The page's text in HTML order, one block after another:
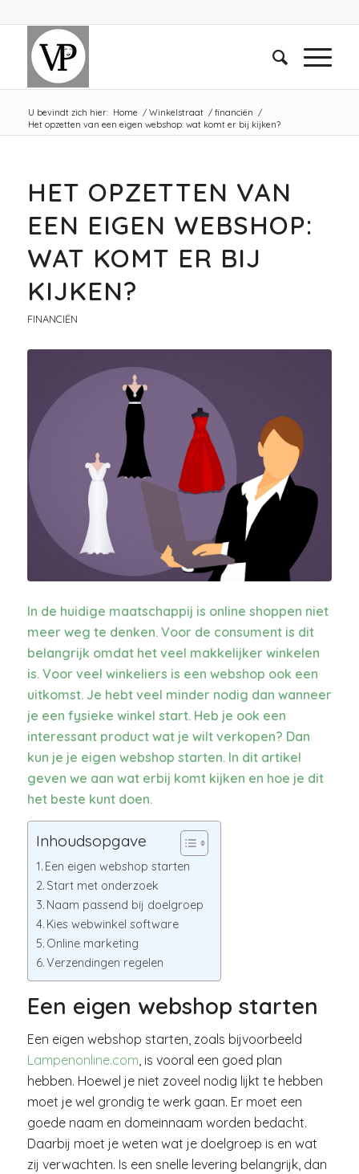
U bevindt zich hier: Home / Winkelstraat / financiën /
Het opzetten van een eigen webshop: wat komt er bij kijken?
HET OPZETTEN VAN
EEN EIGEN WEBSHOP:
WAT KOMT ER BIJ
KIJKEN?
FINANCIËN
In de huidige maatschappij is online shoppen niet
meer weg te denken. Voor de consument is dit
belangrijk omdat het veel makkelijker winkelen
is. Voor veel winkeliers is een webshop ook een
uitkomst. Je hebt veel minder nodig dan wanneer
je een fysieke winkel start. Heb je ook een
interessant product wat je wilt verkopen? Dan
kun je je eigen webshop starten. In dit artikel
geven we aan wat erbij komt kijken en hoe je dit
het beste kunt doen.
Inhoudsopgave
Een eigen webshop starten
Start met onderzoek
Naam passend bij doelgroep
Kies webwinkel software
Online marketing
Verzendingen regelen
Een eigen webshop starten
Een eigen webshop starten, zoals bijvoorbeeld
Lampenonline.com, is vooral een goed plan
hebben. Hoewel je niet zoveel nodig lijkt te hebben
moet je wel grondig te werk gaan. Er moet een
goede naam en domeinnaam worden bedacht.
Daarbij moet je weten wat je doelgroep is en wat
zij verwachten. Is een snelle levering belangrijk, dan